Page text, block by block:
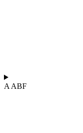
A ABF